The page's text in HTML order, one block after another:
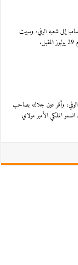
إلى شعبه الوفي، وسيبث
وأقر عين جلالته بصاحب
الملكي الأمير مولاي